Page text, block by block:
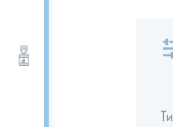
Кулеры для воды